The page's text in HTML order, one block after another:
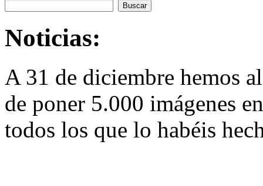
Noticias:
A 31 de diciembre hemos
de poner 5.000 imágenes
todos los que lo habéis